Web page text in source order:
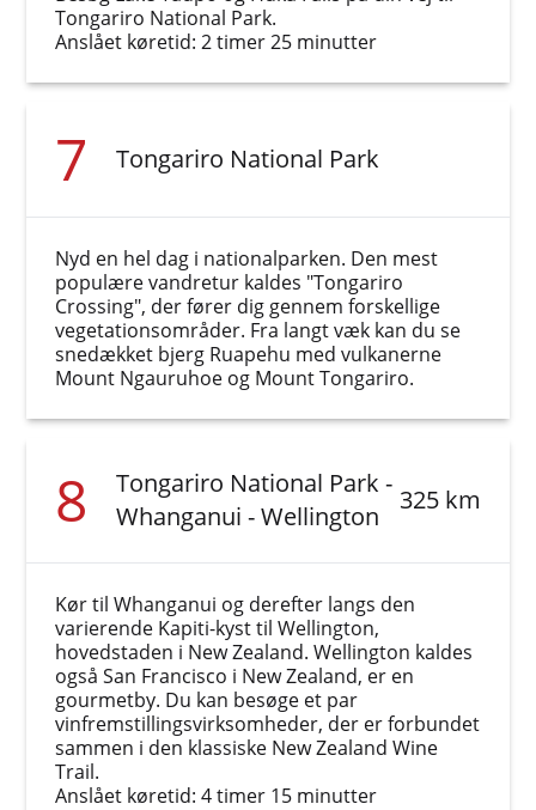
Tongariro National Park.
Anslået køretid: 2 timer 25 minutter
7 Tongariro National Park
Nyd en hel dag i nationalparken. Den mest
populære vandretur kaldes "Tongariro
Crossing", der fører dig gennem forskellige
vegetationsområder. Fra langt væk kan du se
snedækket bjerg Ruapehu med vulkanerne
Mount Ngauruhoe og Mount Tongariro.
8
Tongariro National Park -
Whanganui - Wellington
325 km
Kør til Whanganui og derefter langs den
varierende Kapiti-kyst til Wellington,
hovedstaden i New Zealand. Wellington kaldes
også San Francisco i New Zealand, er en
gourmetby. Du kan besøge et par
vinfremstillingsvirksomheder, der er forbundet
sammen i den klassiske New Zealand Wine
Trail.
Anslået køretid: 4 timer 15 minutter